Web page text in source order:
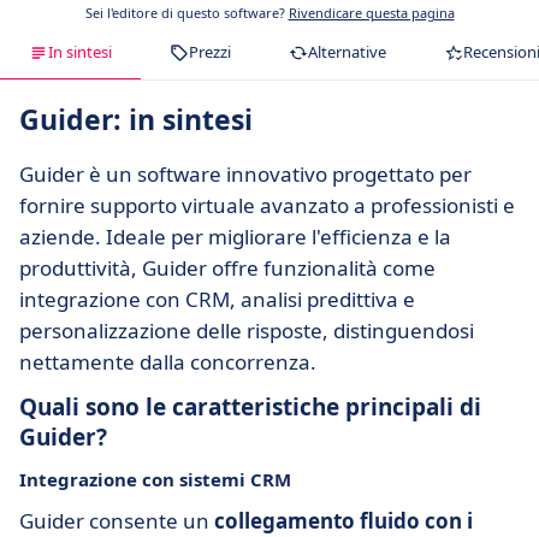
Sei l'editore di questo software? Rivendicare questa pagina
In sintesi Prezzi Alternative Recensioni
Guider: in sintesi
Guider è un software innovativo progettato per
fornire supporto virtuale avanzato a professionisti e
aziende. Ideale per migliorare l'efficienza e la
produttività, Guider offre funzionalità come
integrazione con CRM, analisi predittiva e
personalizzazione delle risposte, distinguendosi
nettamente dalla concorrenza.
Quali sono le caratteristiche principali di
Guider?
Integrazione con sistemi CRM
Guider consente un collegamento fluido con i